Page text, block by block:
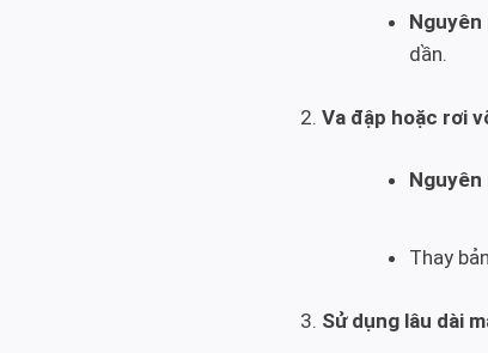
Nguyên
dần.
Va đập hoặc rơi
Nguyên
Thay
Sử dụng lâu dài